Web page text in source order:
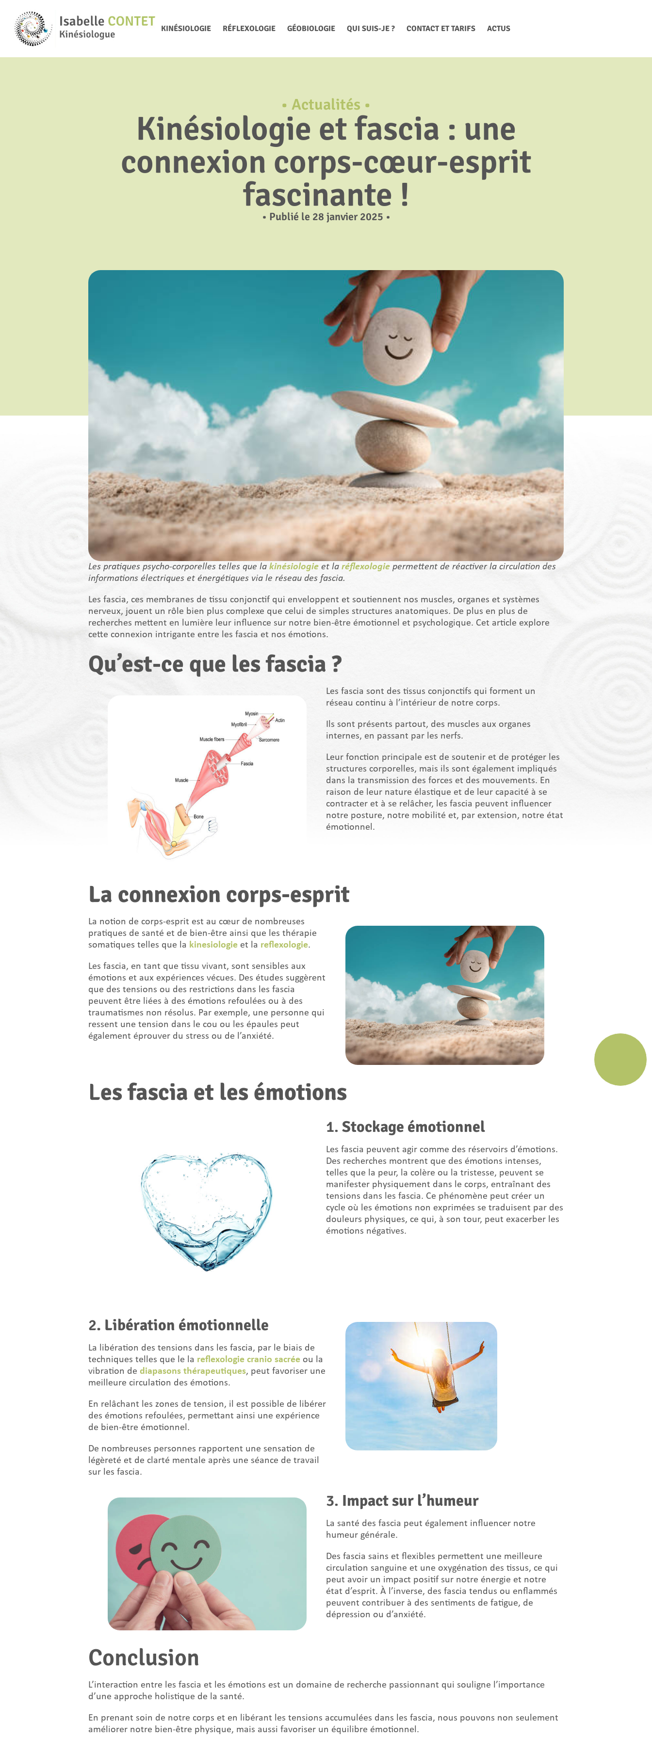
KINÉSIOLOGIE RÉFLEXOLOGIE GÉOBIOLOGIE QUI SUIS-JE ? CONTACT ET TARIFS ACTUS
• Actualités •
Kinésiologie et fascia : une
connexion corps-cœur-esprit
fascinante !
• Publié le 28 janvier 2025 •
Les pratiques psycho-corporelles telles que la kinésiologie et la réflexologie permettent de réactiver la circulation des
informations électriques et énergétiques via le réseau des fascia.
Les fascia, ces membranes de tissu conjonctif qui enveloppent et soutiennent nos muscles, organes et systèmes
nerveux, jouent un rôle bien plus complexe que celui de simples structures anatomiques. De plus en plus de
recherches mettent en lumière leur influence sur notre bien-être émotionnel et psychologique. Cet article explore
cette connexion intrigante entre les fascia et nos émotions.
Qu’est-ce que les fascia ?
Les fascia sont des tissus conjonctifs qui forment un
réseau continu à l’intérieur de notre corps.
Ils sont présents partout, des muscles aux organes
internes, en passant par les nerfs.
Leur fonction principale est de soutenir et de protéger les
structures corporelles, mais ils sont également impliqués
dans la transmission des forces et des mouvements. En
raison de leur nature élastique et de leur capacité à se
contracter et à se relâcher, les fascia peuvent influencer
notre posture, notre mobilité et, par extension, notre état
émotionnel.
La connexion corps-esprit
La notion de corps-esprit est au cœur de nombreuses
pratiques de santé et de bien-être ainsi que les thérapie
somatiques telles que la kinesiologie et la reflexologie.
Les fascia, en tant que tissu vivant, sont sensibles aux
émotions et aux expériences vécues. Des études suggèrent
que des tensions ou des restrictions dans les fascia
peuvent être liées à des émotions refoulées ou à des
traumatismes non résolus. Par exemple, une personne qui
ressent une tension dans le cou ou les épaules peut
également éprouver du stress ou de l’anxiété.
Les fascia et les émotions
1. Stockage émotionnel
Les fascia peuvent agir comme des réservoirs d’émotions.
Des recherches montrent que des émotions intenses,
telles que la peur, la colère ou la tristesse, peuvent se
manifester physiquement dans le corps, entraînant des
tensions dans les fascia. Ce phénomène peut créer un
cycle où les émotions non exprimées se traduisent par des
douleurs physiques, ce qui, à son tour, peut exacerber les
émotions négatives.
2. Libération émotionnelle
La libération des tensions dans les fascia, par le biais de
techniques telles que le la reflexologie cranio sacrée ou la
vibration de diapasons thérapeutiques, peut favoriser une
meilleure circulation des émotions.
En relâchant les zones de tension, il est possible de libérer
des émotions refoulées, permettant ainsi une expérience
de bien-être émotionnel.
De nombreuses personnes rapportent une sensation de
légèreté et de clarté mentale après une séance de travail
sur les fascia.
3. Impact sur l’humeur
La santé des fascia peut également influencer notre
humeur générale.
Des fascia sains et flexibles permettent une meilleure
circulation sanguine et une oxygénation des tissus, ce qui
peut avoir un impact positif sur notre énergie et notre
état d’esprit. À l’inverse, des fascia tendus ou enflammés
peuvent contribuer à des sentiments de fatigue, de
dépression ou d’anxiété.
Conclusion
L’interaction entre les fascia et les émotions est un domaine de recherche passionnant qui souligne l’importance
d’une approche holistique de la santé.
En prenant soin de notre corps et en libérant les tensions accumulées dans les fascia, nous pouvons non seulement
améliorer notre bien-être physique, mais aussi favoriser un équilibre émotionnel.